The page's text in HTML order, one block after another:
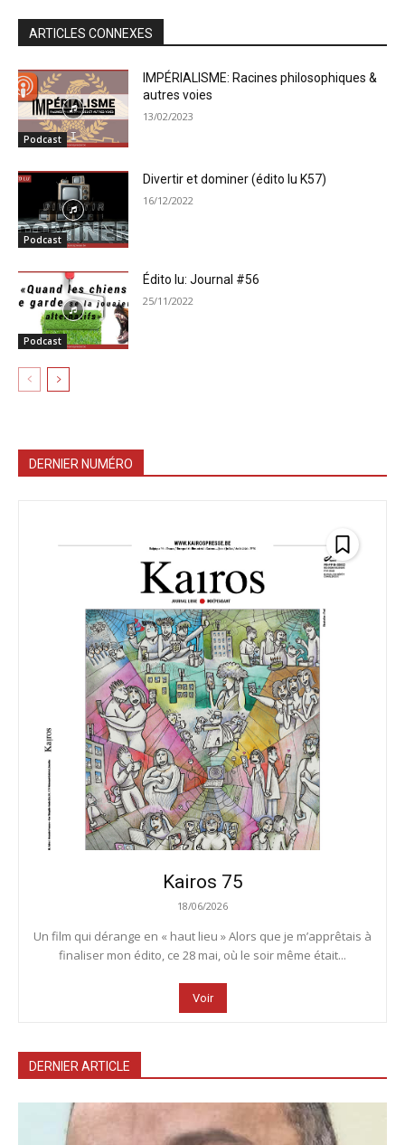
ARTICLES CONNEXES
Podcast
IMPÉRIALISME: Racines philosophiques &
autres voies
13/02/2023
Podcast
Divertir et dominer (édito lu K57)
16/12/2022
Podcast
Édito lu: Journal #56
25/11/2022
DERNIER NUMÉRO
Kairos 75
18/06/2026
Un film qui dérange en « haut lieu » Alors que je m’apprêtais à
finaliser mon édito, ce 28 mai, où le soir même était...
Voir
DERNIER ARTICLE